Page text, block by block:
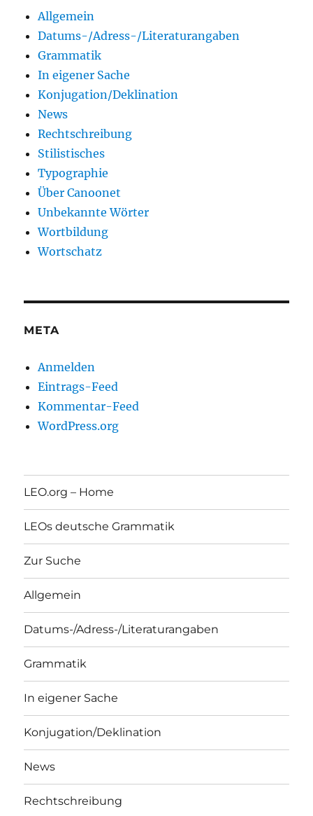
Allgemein
Datums-/Adress-/Literaturangaben
Grammatik
In eigener Sache
Konjugation/Deklination
News
Rechtschreibung
Stilistisches
Typographie
Über Canoonet
Unbekannte Wörter
Wortbildung
Wortschatz
META
Anmelden
Eintrags-Feed
Kommentar-Feed
WordPress.org
LEO.org – Home
LEOs deutsche Grammatik
Zur Suche
Allgemein
Datums-/Adress-/Literaturangaben
Grammatik
In eigener Sache
Konjugation/Deklination
News
Rechtschreibung